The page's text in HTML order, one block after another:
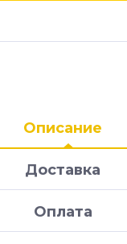
Описание
Доставка
Оплата